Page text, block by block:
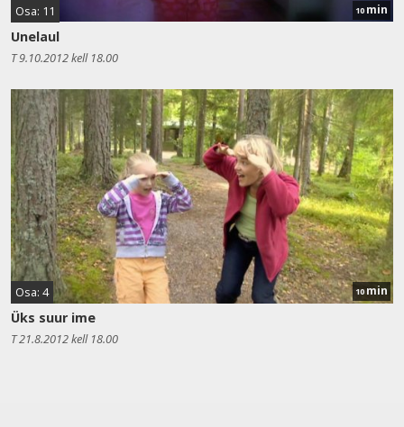
Osa: 11 10 min
Unelaul
T 9.10.2012 kell 18.00
Osa: 4 10min
Üks suur ime
T 21.8.2012 kell 18.00